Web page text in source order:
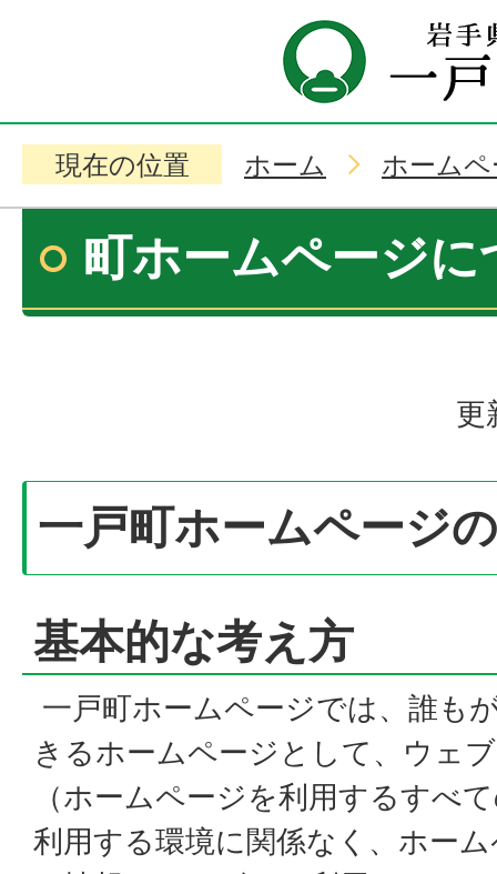
現在の位置 ホーム ホーム
町ホームページに
更
一戸町ホームページ
基本的な考え方
一戸町ホームページでは、誰も
きるホームページとして、ウェ
（ホームページを利用するすべ
利用する環境に関係なく、ホー